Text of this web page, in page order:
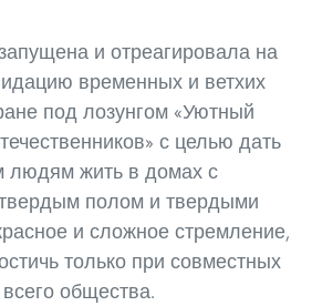
и отреагировала на
временных и ветхих
под лозунгом «Уютный
с целью дать
людям жить в домах с
полом и твердыми
и сложное стремление,
только при совместных
общества.